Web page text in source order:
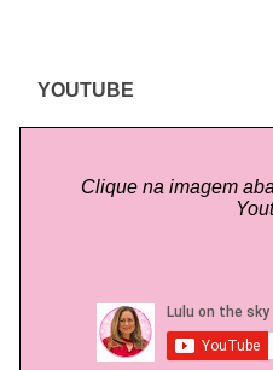
YOUTUBE
Clique na imagem